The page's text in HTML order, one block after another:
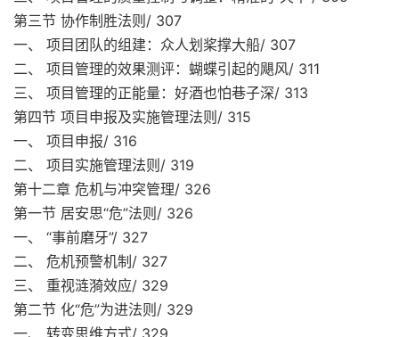
第三节 协作制胜法则/ 307
一、 项目团队的组建：众人划桨撑大船/ 307
二、 项目管理的效果测评：蝴蝶引起的飓风/ 311
三、 项目管理的正能量：好酒也怕巷子深/ 313
第四节 项目申报及实施管理法则/ 315
一、 项目申报/ 316
二、 项目实施管理法则/ 319
第十二章 危机与冲突管理/ 326
第一节 居安思“危”法则/ 326
一、 “事前磨牙”/ 327
二、 危机预警机制/ 327
三、 重视涟漪效应/ 329
第二节 化“危”为进法则/ 329
一、 转变思维方式/ 329